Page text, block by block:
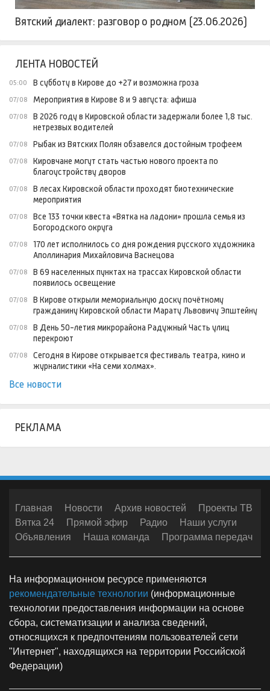
Вятский диалект: разговор о родном (23.06.2026)
ЛЕНТА НОВОСТЕЙ
05:00 В субботу в Кирове до +27 и возможна гроза
07/08 Мероприятия в Кирове 8 и 9 августа: афиша
07/08
В 2026 году в Кировской области задержали более 1,8 тыс.
нетрезвых водителей
07/08 Рыбак из Вятских Полян обзавелся достойным трофеем
07/08
Кировчане могут стать частью нового проекта по
благоустройству дворов
07/08
В лесах Кировской области проходят биотехнические
мероприятия
07/08
Все 133 точки квеста «Вятка на ладони» прошла семья из
Богородского округа
07/08
170 лет исполнилось со дня рождения русского художника
Аполлинария Михайловича Васнецова
07/08
В 69 населенных пунктах на трассах Кировской области
появилось освещение
07/08
В Кирове открыли мемориальную доску почётному
гражданину Кировской области Марату Львовичу Эпштейну
07/08
В День 50-летия микрорайона Радужный Часть улиц
перекроют
07/08
Сегодня в Кирове открывается фестиваль театра, кино и
журналистики «На семи холмах».
Все новости
РЕКЛАМА
Главная Новости Архив новостей
Проекты ТВ
Вятка 24
Прямой эфир Радио
Наши услуги
Объявления
Наша команда Программа передач
На информационном ресурсе применяются
рекомендательные технологии (информационные
технологии предоставления информации на основе
сбора, систематизации и анализа сведений,
относящихся к предпочтениям пользователей сети
"Интернет", находящихся на территории Российской
Федерации)